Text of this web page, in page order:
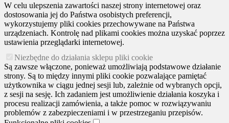
W celu ulepszenia zawartości naszej strony internetowej oraz
dostosowania jej do Państwa osobistych preferencji,
wykorzystujemy pliki cookies przechowywane na Państwa
urządzeniach. Kontrolę nad plikami cookies można uzyskać poprzez
ustawienia przeglądarki internetowej.
Niezbędne do działania sklepu pliki cookie
Są zawsze włączone, ponieważ umożliwiają podstawowe działanie
strony. Są to między innymi pliki cookie pozwalające pamiętać
użytkownika w ciągu jednej sesji lub, zależnie od wybranych opcji,
z sesji na sesję. Ich zadaniem jest umożliwienie działania koszyka i
procesu realizacji zamówienia, a także pomoc w rozwiązywaniu
problemów z zabezpieczeniami i w przestrzeganiu przepisów.